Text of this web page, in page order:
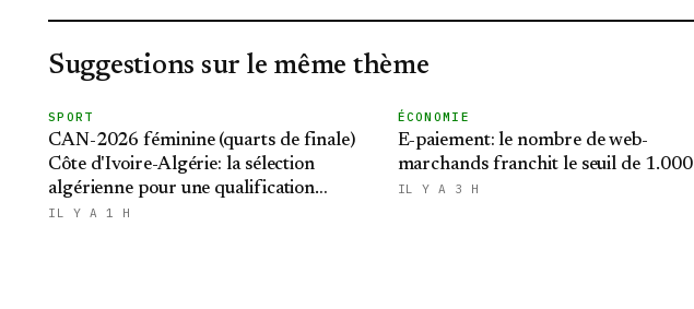
Suggestions sur le même thème
SPORT
CAN-2026 féminine (quarts de finale)
Côte d'Ivoire-Algérie: la sélection
algérienne pour une qualification
historique au Mondial brésilien
IL Y A 1 H
ÉCONOMIE
E-paiement: le nombre de web-
marchands franchit le seuil de 1.000
IL Y A 3 H